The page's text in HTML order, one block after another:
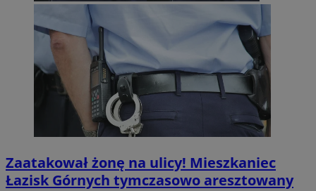
Zaatakował żonę na ulicy! Mieszkaniec
Łazisk Górnych tymczasowo aresztowany